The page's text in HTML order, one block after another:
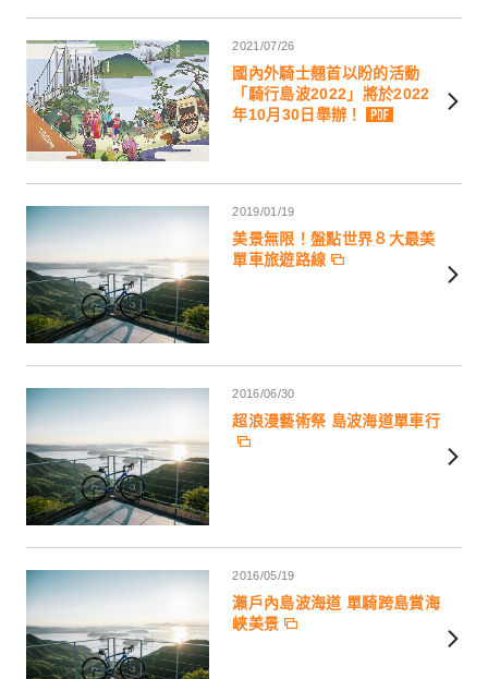
2021/07/26
國內外騎士翹首以盼的活動
「騎行島波2022」將於2022
年10月30日舉辦！
2019/01/19
美景無限！盤點世界８大最美
單車旅遊路線
2016/06/30
超浪漫藝術祭 島波海道單車行
2016/05/19
瀨戶內島波海道 單騎跨島賞海
峽美景